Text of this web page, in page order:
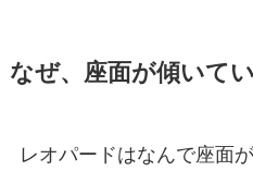
なぜ、座面が傾いて
レオパードはなんで座面